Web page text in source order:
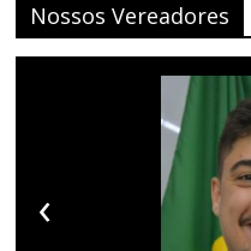
Nossos Vereadores
‹